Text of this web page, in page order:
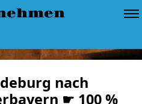
nach
☛ 100 %